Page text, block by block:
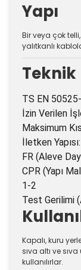
Yapı
Bir veya çok telli,
yalıtkanlı
Teknik
TS EN
İzin Verilen
Maksimum
İletken
FR (Aleve
CPR (Yapı
1-2
Test Gerilimi
Kapalı, kuru
sıva altı ve
kullanılırlar.